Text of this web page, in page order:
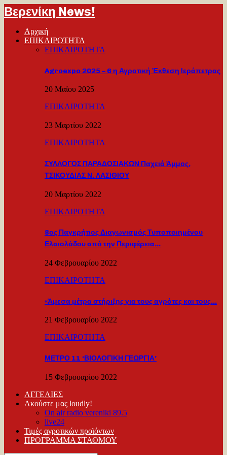
Βερενίκη News!
Αρχική
ΕΠΙΚΑΙΡΟΤΗΤΑ
ΕΠΙΚΑΙΡΟΤΗΤΑ
Agroexpo 2025 – 6 η Αγροτική Έκθεση Ιεράπετρας
20 Μαΐου 2025
ΕΠΙΚΑΙΡΟΤΗΤΑ
23 Μαρτίου 2022
ΕΠΙΚΑΙΡΟΤΗΤΑ
ΣΥΛΛΟΓΟΣ ΠΑΡΑΔΟΣΙΑΚΩΝ Παχειά Άμμος,
ΤΣΙΚΟΥΔΙΑΣ Ν. ΛΑΣΙΘΙΟΥ
20 Μαρτίου 2022
ΕΠΙΚΑΙΡΟΤΗΤΑ
8ος Παγκρήτιος Διαγωνισμός Τυποποιημένου
Ελαιολάδου από την Περιφέρεια…
24 Φεβρουαρίου 2022
ΕΠΙΚΑΙΡΟΤΗΤΑ
«Άμεσα μέτρα στήριξης για τους αγρότες και τους…
21 Φεβρουαρίου 2022
ΕΠΙΚΑΙΡΟΤΗΤΑ
ΜΕΤΡΟ 11 ‘ΒΙΟΛΟΓΙΚΗ ΓΕΩΡΓΙΑ’
15 Φεβρουαρίου 2022
ΑΓΓΕΛΙΕΣ
Ακούστε μας loudly!
On air radio vereniki 89.5
live24
Τιμές αγροτικών προϊόντων
ΠΡΟΓΡΑΜΜΑ ΣΤΑΘΜΟΥ